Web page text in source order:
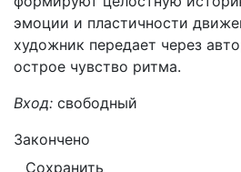
эмоции и пластичности
художник передает через
острое чувство ритма.
Вход: свободный
Закончено
Сохранить